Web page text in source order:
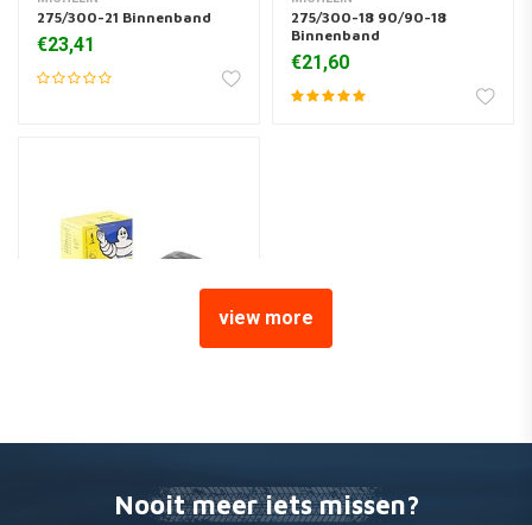
275/300-21 Binnenband
€23,41
275/300-18 90/90-18
Binnenband
€21,60
€18,14
view more
Nooit meer iets missen?